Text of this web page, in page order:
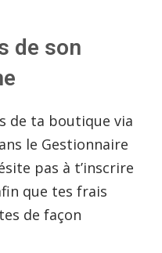
de son
de ta boutique via
le Gestionnaire
pas à t’inscrire
que tes frais
de façon